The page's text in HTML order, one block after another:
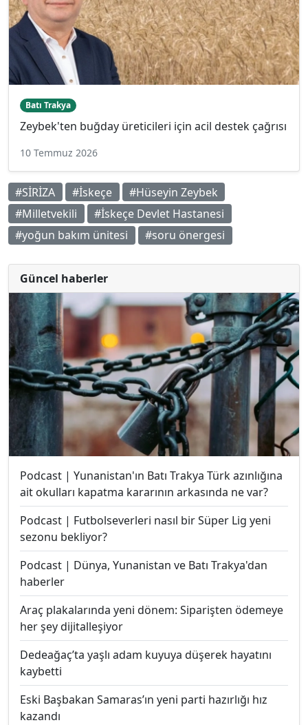
Batı Trakya
Zeybek'ten buğday üreticileri için acil destek çağrısı
10 Temmuz 2026
#SİRİZA #İskeçe
#Hüseyin Zeybek
#Milletvekili
#İskeçe Devlet Hastanesi
#yoğun bakım ünitesi
#soru önergesi
Güncel haberler
Podcast | Yunanistan'ın Batı Trakya Türk azınlığına
ait okulları kapatma kararının arkasında ne var?
Podcast | Futbolseverleri nasıl bir Süper Lig yeni
sezonu bekliyor?
Podcast | Dünya, Yunanistan ve Batı Trakya'dan
haberler
Araç plakalarında yeni dönem: Siparişten ödemeye
her şey dijitalleşiyor
Dedeağaç’ta yaşlı adam kuyuya düşerek hayatını
kaybetti
Eski Başbakan Samaras’ın yeni parti hazırlığı hız
kazandı